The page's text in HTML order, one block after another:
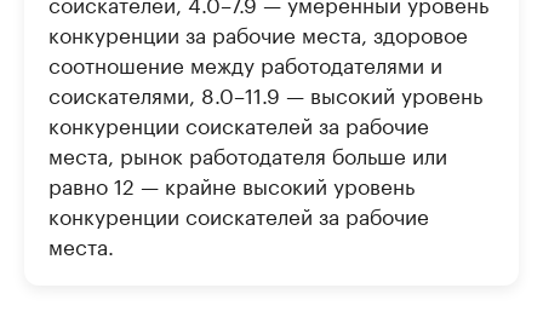
конкуренции за рабочие места, здоровое
соотношение между работодателями и
соискателями, 8.0–11.9 — высокий уровень
конкуренции соискателей за рабочие
места, рынок работодателя больше или
равно 12 — крайне высокий уровень
конкуренции соискателей за рабочие
места.